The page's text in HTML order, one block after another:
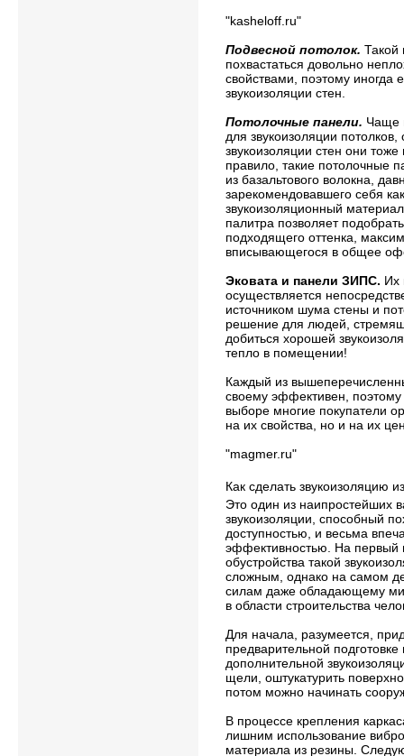
"kasheloff.ru"
Подвесной потолок. Такой
похвастаться довольно
свойствами, поэтому иногда
звукоизоляции стен.
Потолочные панели. Чаще
для звукоизоляции
звукоизоляции стен они
правило, такие потолочные
из базальтового волокна,
зарекомендовавшего себя
звукоизоляционный
палитра позволяет
подходящего оттенка,
вписывающегося в общее
Эковата и панели ЗИПС. Их
осуществляется
источником шума стены и
решение для людей,
добиться хорошей
тепло в помещении!
Каждый из
своему эффективен,
выборе многие покупатели
на их свойства, но и на их
"magmer.ru"
Как сделать звукоизоляцию
Это один из наипростейших
звукоизоляции, способный
доступностью, и весьма
эффективностью. На первый
обустройства такой
сложным, однако на самом
силам даже обладающему
в области строительства
Для начала, разумеется,
предварительной
дополнительной
щели, оштукатурить
потом можно начинать
В процессе крепления
лишним использование
материала из резины.